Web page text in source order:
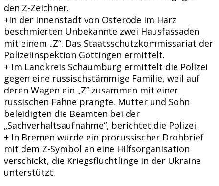
den Z-Zeichner.
+In der Innenstadt von Osterode im Harz
beschmierten Unbekannte zwei Hausfassaden
mit einem „Z“. Das Staatsschutzkommissariat der
Polizeiinspektion Göttingen ermittelt.
+ Im Landkreis Schaumburg ermittelt die Polizei
gegen eine russischstämmige Familie, weil auf
deren Wagen ein „Z“ zusammen mit einer
russischen Fahne prangte. Mutter und Sohn
beleidigten die Beamten bei der
„Sachverhaltsaufnahme“, berichtet die Polizei.
+ In Bremen wurde ein prorussischer Drohbrief
mit dem Z-Symbol an eine Hilfsorganisation
verschickt, die Kriegsflüchtlinge in der Ukraine
unterstützt.